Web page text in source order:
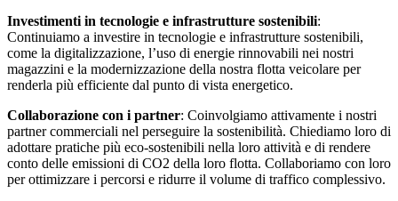
Investimenti in tecnologie e infrastrutture sostenibili:
Continuiamo a investire in tecnologie e infrastrutture sostenibili,
come la digitalizzazione, l’uso di energie rinnovabili nei nostri
magazzini e la modernizzazione della nostra flotta veicolare per
renderla più efficiente dal punto di vista energetico.
Collaborazione con i partner: Coinvolgiamo attivamente i nostri
partner commerciali nel perseguire la sostenibilità. Chiediamo loro di
adottare pratiche più eco-sostenibili nella loro attività e di rendere
conto delle emissioni di CO2 della loro flotta. Collaboriamo con loro
per ottimizzare i percorsi e ridurre il volume di traffico complessivo.